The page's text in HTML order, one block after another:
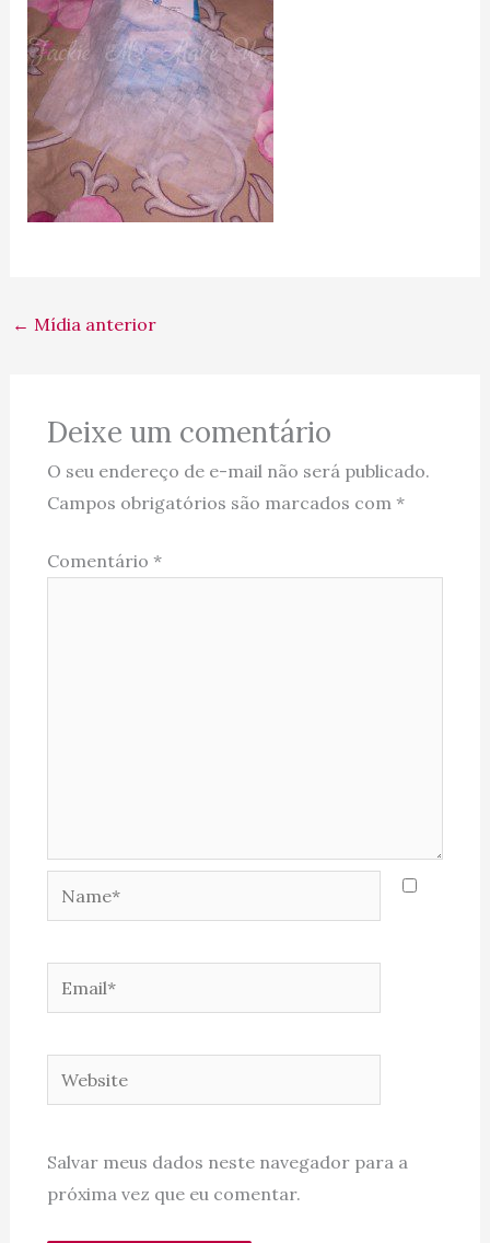
← Mídia anterior
Deixe um comentário
O seu endereço de e-mail não será publicado.
Campos obrigatórios são marcados com *
Comentário *
Name*
Email*
Website
Salvar meus dados neste navegador para a
próxima vez que eu comentar.